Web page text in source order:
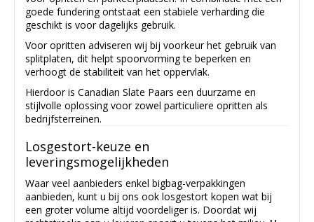
goede fundering ontstaat een stabiele verharding die
geschikt is voor dagelijks gebruik.
Voor opritten adviseren wij bij voorkeur het gebruik van
splitplaten, dit helpt spoorvorming te beperken en
verhoogt de stabiliteit van het oppervlak.
Hierdoor is Canadian Slate Paars een duurzame en
stijlvolle oplossing voor zowel particuliere opritten als
bedrijfsterreinen.
Losgestort-keuze en
leveringsmogelijkheden
Waar veel aanbieders enkel bigbag-verpakkingen
aanbieden, kunt u bij ons ook losgestort kopen wat bij
een groter volume altijd voordeliger is. Doordat wij